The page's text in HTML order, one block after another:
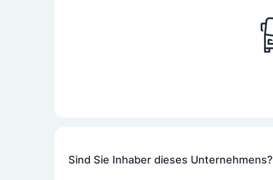
Sind Sie Inhaber dieses Unternehmens?